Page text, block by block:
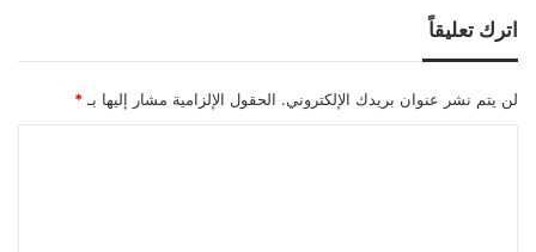
اترك تعليقاً
لن يتم نشر عنوان بريدك الإلكتروني. الحقول الإلزامية مشار إليها بـ *